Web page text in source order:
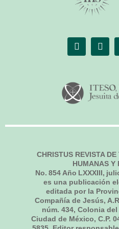
CHRISTUS REVISTA
HUMANAS Y
No. 854Año LXXXIII,
es una publicación
editada por la
Compañía de Jesús,
núm. 434, Colonia
Ciudad de México, C.P.